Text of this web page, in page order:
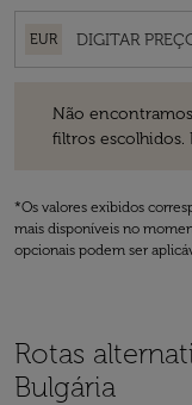
EUR
Não
filtros escolhidos.
*Os valores exibidos
mais disponíveis no
opcionais podem ser
Rotas
Bulgária